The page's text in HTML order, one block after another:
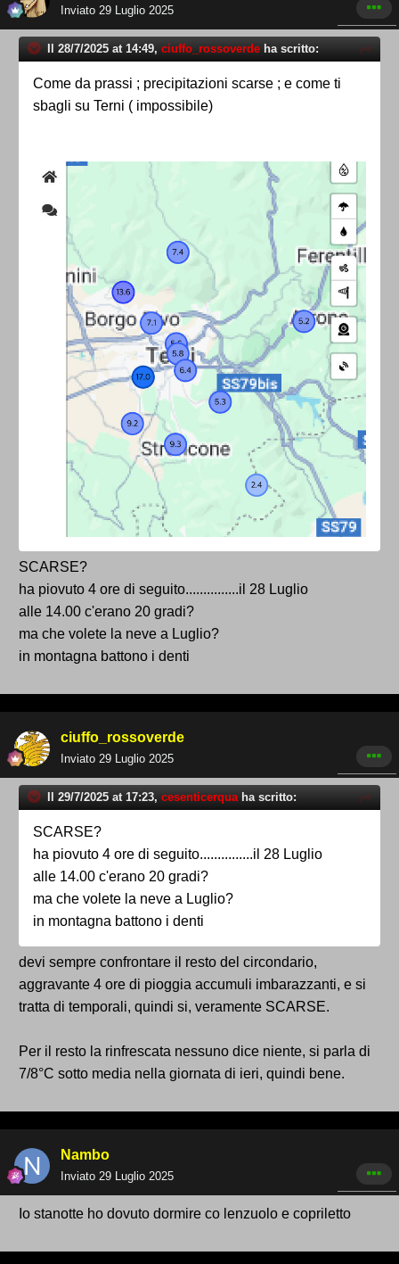
Inviato 29 Luglio 2025
Il 28/7/2025 at 14:49, ciuffo_rossoverde ha scritto:
Come da prassi ; precipitazioni scarse ; e come ti
sbagli su Terni ( impossibile)
SCARSE?
ha piovuto 4 ore di seguito...............il 28 Luglio
alle 14.00 c'erano 20 gradi?
ma che volete la neve a Luglio?
in montagna battono i denti
ciuffo_rossoverde
Inviato 29 Luglio 2025
Il 29/7/2025 at 17:23, cesenticerquaha scritto:
SCARSE?
ha piovuto 4 ore di seguito...............il 28 Luglio
alle 14.00 c'erano 20 gradi?
ma che volete la neve a Luglio?
in montagna battono i denti
devi sempre confrontare il resto del circondario,
aggravante 4 ore di pioggia accumuli imbarazzanti, e si
tratta di temporali, quindi si, veramente SCARSE.
Per il resto la rinfrescata nessuno dice niente, si parla di
7/8°C sotto media nella giornata di ieri, quindi bene.
Nambo
Inviato 29 Luglio 2025
Io stanotte ho dovuto dormire co lenzuolo e copriletto